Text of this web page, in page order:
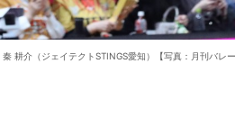
秦 耕介（ジェイテクトSTINGS愛知）【写真：月刊バレー